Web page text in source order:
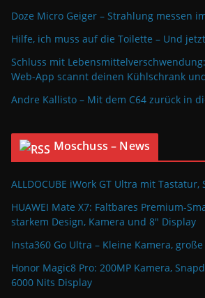
Doze Micro Geiger – Strahlung messen
Hilfe, ich muss auf die Toilette – Und
Schluss mit
Web-App scannt deinen Kühlschrank
Andre Kallisto – Mit dem C64 zurück in
Moschuss – News
ALLDOCUBE iWork GT Ultra mit
HUAWEI Mate X7: Faltbares Premium-
starkem Design, Kamera und 8″ Display
Insta360 Go Ultra – Kleine Kamera,
Honor Magic8 Pro: 200MP Kamera,
6000 Nits Display